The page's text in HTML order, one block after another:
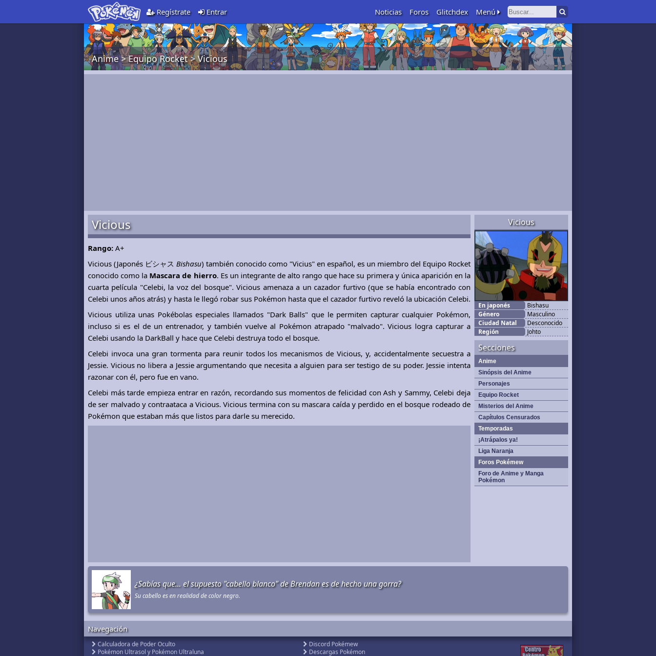
Regístrate Entrar Noticias Foros Glitchdex Menú
Anime>Equipo Rocket>Vicious
Vicious
En japonés
Bishasu
Género
Masculino
Ciudad Natal
Desconocido
Región
Johto
Secciones
Anime
Sinópsis del Anime
Personajes
Equipo Rocket
Misterios del Anime
Capítulos Censurados
Temporadas
¡Atrápalos ya!
Liga Naranja
Foros Pokémew
Foro de Anime y Manga
Pokémon
Vicious
Rango: A+
Vicious (Japonés ビシャス Bishasu) también conocido como "Vicius" en español, es un miembro del Equipo Rocket
conocido como la Mascara de hierro. Es un integrante de alto rango que hace su primera y única aparición en la
cuarta película "Celebi, la voz del bosque". Vicious amenaza a un cazador furtivo (que se había encontrado con
Celebi unos años atrás) y hasta le llegó robar sus Pokémon hasta que el cazador furtivo reveló la ubicación Celebi.
Vicious utiliza unas Pokébolas especiales llamados "Dark Balls" que le permiten capturar cualquier Pokémon,
incluso si es el de un entrenador, y también vuelve al Pokémon atrapado "malvado". Vicious logra capturar a
Celebi usando la DarkBall y hace que Celebi destruya todo el bosque.
Celebi invoca una gran tormenta para reunir todos los mecanismos de Vicious, y, accidentalmente secuestra a
Jessie. Vicious no libera a Jessie argumentando que necesita a alguien para ser testigo de su poder. Jessie intenta
razonar con él, pero fue en vano.
Celebi más tarde empieza entrar en razón, recordando sus momentos de felicidad con Ash y Sammy, Celebi deja
de ser malvado y contraataca a Vicious. Vicious termina con su mascara caída y perdido en el bosque rodeado de
Pokémon que estaban más que listos para darle su merecido.
¿Sabías que... el supuesto "cabello blanco" de Brendan es de hecho una gorra?
Su cabello es en realidad de color negro.
Navegación
Calculadora de Poder Oculto
Pokémon Ultrasol y Pokémon Ultraluna
Discord Pokémew
Descargas Pokémon